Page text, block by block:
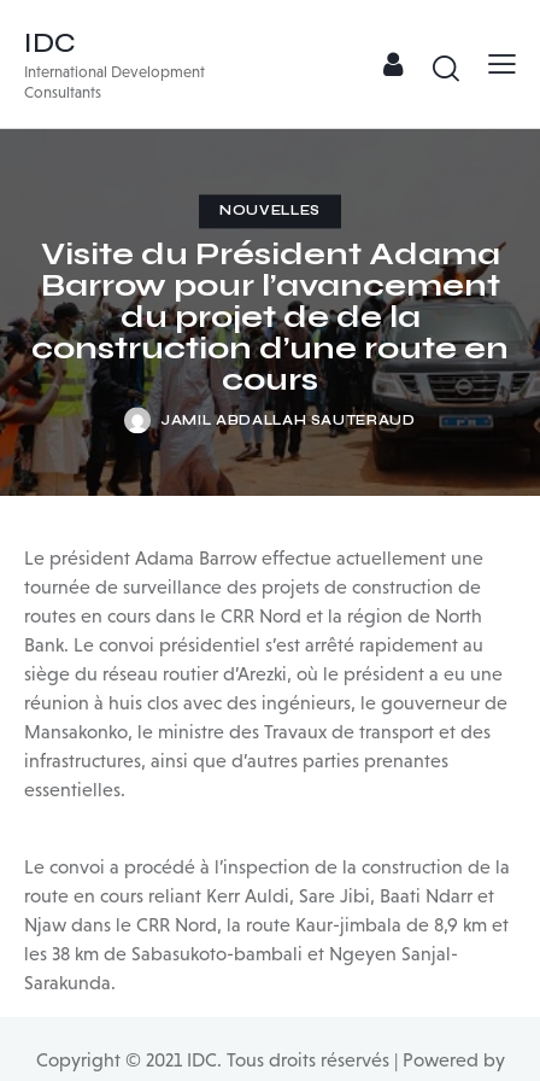
IDC
International Development
Consultants
NOUVELLES
Visite du Président Adama
Barrow pour l’avancement
du projet de de la
construction d’une route en
cours
JAMIL ABDALLAH SAUTERAUD
Le président Adama Barrow effectue actuellement une
tournée de surveillance des projets de construction de
routes en cours dans le CRR Nord et la région de North
Bank. Le convoi présidentiel s’est arrêté rapidement au
siège du réseau routier d’Arezki, où le président a eu une
réunion à huis clos avec des ingénieurs, le gouverneur de
Mansakonko, le ministre des Travaux de transport et des
infrastructures, ainsi que d’autres parties prenantes
essentielles.
Le convoi a procédé à l’inspection de la construction de la
route en cours reliant Kerr Auldi, Sare Jibi, Baati Ndarr et
Njaw dans le CRR Nord, la route Kaur-jimbala de 8,9 km et
les 38 km de Sabasukoto-bambali et Ngeyen Sanjal-
Sarakunda.
Copyright © 2021 IDC. Tous droits réservés | Powered by